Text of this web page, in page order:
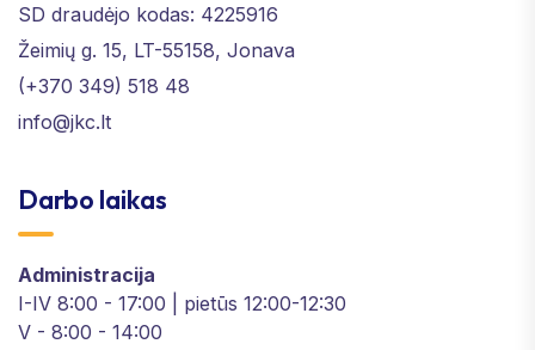
SD draudėjo kodas: 4225916
Žeimių g. 15, LT-55158, Jonava
(+370 349) 518 48
info@jkc.lt
Darbo laikas
Administracija
I-IV 8:00 - 17:00 | pietūs 12:00-12:30
V - 8:00 - 14:00